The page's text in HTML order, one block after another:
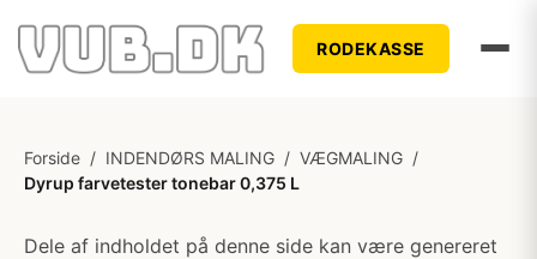
RODEKASSE
Forside / INDENDØRS MALING / VÆGMALING /
Dyrup farvetester tonebar 0,375 L
Dele af indholdet på denne side kan være genereret